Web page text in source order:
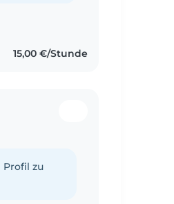
15,00 €/Stunde
Profil zu